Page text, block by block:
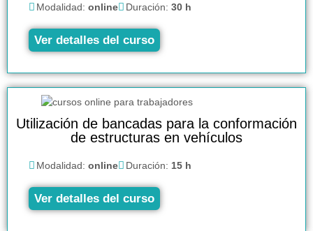
Modalidad: online Duración: 30 h
Ver detalles del curso
Utilización de bancadas para la conformación
de estructuras en vehículos
Modalidad: online Duración: 15 h
Ver detalles del curso